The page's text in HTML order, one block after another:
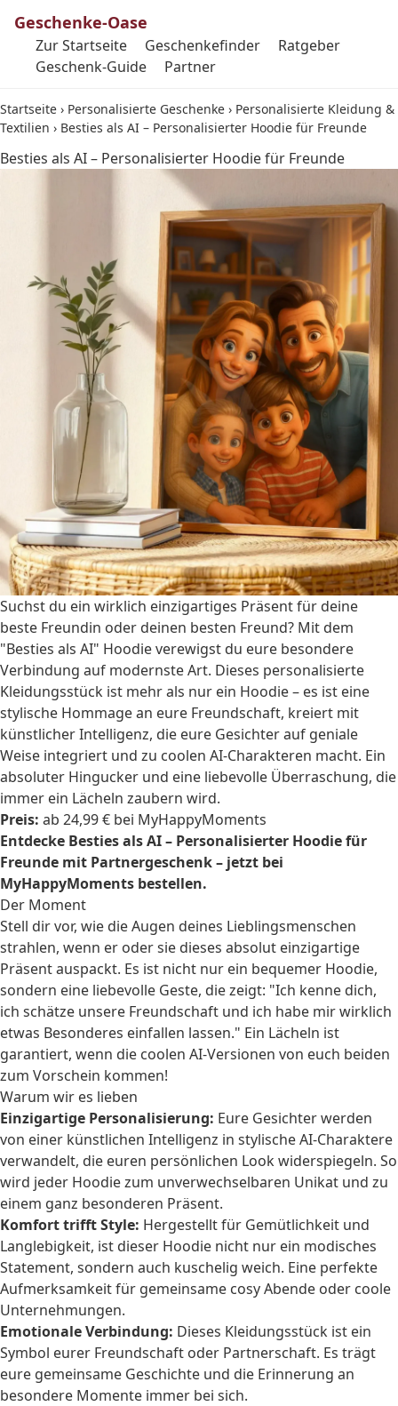
Geschenke-Oase
Zur Startseite Geschenkefinder
Ratgeber
Geschenk-Guide
Partner
Startseite › Personalisierte Geschenke › Personalisierte Kleidung &
Textilien › Besties als AI – Personalisierter Hoodie für Freunde
Besties als AI – Personalisierter Hoodie für Freunde
Suchst du ein wirklich einzigartiges Präsent für deine
beste Freundin oder deinen besten Freund? Mit dem
"Besties als AI" Hoodie verewigst du eure besondere
Verbindung auf modernste Art. Dieses personalisierte
Kleidungsstück ist mehr als nur ein Hoodie – es ist eine
stylische Hommage an eure Freundschaft, kreiert mit
künstlicher Intelligenz, die eure Gesichter auf geniale
Weise integriert und zu coolen AI-Charakteren macht. Ein
absoluter Hingucker und eine liebevolle Überraschung, die
immer ein Lächeln zaubern wird.
Preis: ab 24,99 € bei MyHappyMoments
Entdecke Besties als AI – Personalisierter Hoodie für
Freunde mit Partnergeschenk – jetzt bei
MyHappyMoments bestellen.
Der Moment
Stell dir vor, wie die Augen deines Lieblingsmenschen
strahlen, wenn er oder sie dieses absolut einzigartige
Präsent auspackt. Es ist nicht nur ein bequemer Hoodie,
sondern eine liebevolle Geste, die zeigt: "Ich kenne dich,
ich schätze unsere Freundschaft und ich habe mir wirklich
etwas Besonderes einfallen lassen." Ein Lächeln ist
garantiert, wenn die coolen AI-Versionen von euch beiden
zum Vorschein kommen!
Warum wir es lieben
Einzigartige Personalisierung: Eure Gesichter werden
von einer künstlichen Intelligenz in stylische AI-Charaktere
verwandelt, die euren persönlichen Look widerspiegeln. So
wird jeder Hoodie zum unverwechselbaren Unikat und zu
einem ganz besonderen Präsent.
Komfort trifft Style: Hergestellt für Gemütlichkeit und
Langlebigkeit, ist dieser Hoodie nicht nur ein modisches
Statement, sondern auch kuschelig weich. Eine perfekte
Aufmerksamkeit für gemeinsame cosy Abende oder coole
Unternehmungen.
Emotionale Verbindung: Dieses Kleidungsstück ist ein
Symbol eurer Freundschaft oder Partnerschaft. Es trägt
eure gemeinsame Geschichte und die Erinnerung an
besondere Momente immer bei sich.